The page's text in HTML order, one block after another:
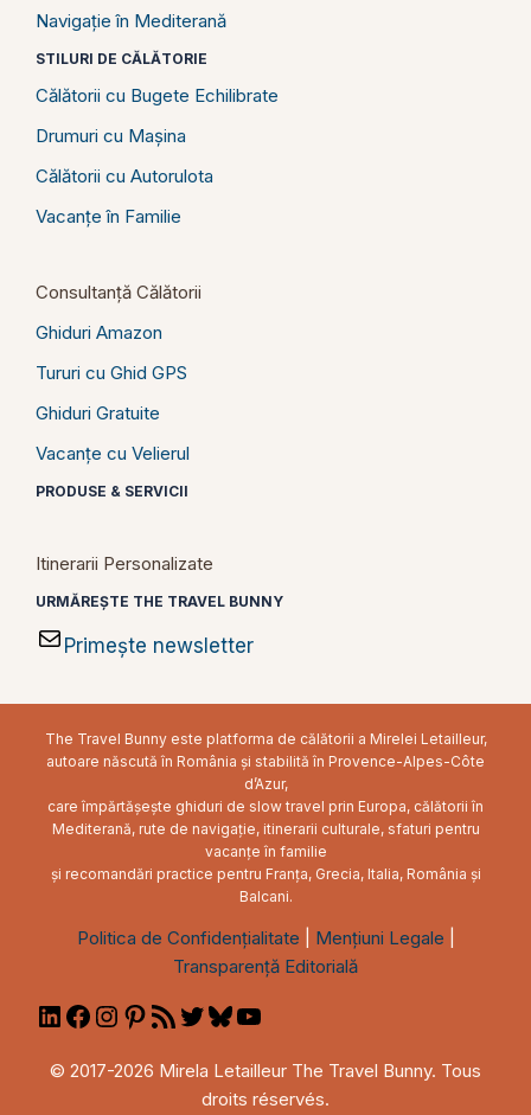
Navigație în Mediterană
STILURI DE CĂLĂTORIE
Călătorii cu Bugete Echilibrate
Drumuri cu Mașina
Călătorii cu Autorulota
Vacanțe în Familie
Consultanță Călătorii
Ghiduri Amazon
Tururi cu Ghid GPS
Ghiduri Gratuite
Vacanțe cu Velierul
PRODUSE & SERVICII
Itinerarii Personalizate
URMĂREȘTE THE TRAVEL BUNNY
Primește newsletter
The Travel Bunny este platforma de călătorii a Mirelei Letailleur,
autoare născută în România și stabilită în Provence-Alpes-Côte
d’Azur,
care împărtășește ghiduri de slow travel prin Europa, călătorii în
Mediterană, rute de navigație, itinerarii culturale, sfaturi pentru
vacanțe în familie
și recomandări practice pentru Franța, Grecia, Italia, România și
Balcani.
Politica de Confidențialitate Mențiuni Legale
Transparență Editorială
LinkedIn
Facebook
Instagram
Pinterest
RSSTwitterBluesky
© 2017-2026 Mirela Letailleur The Travel Bunny. Tous
droits réservés.